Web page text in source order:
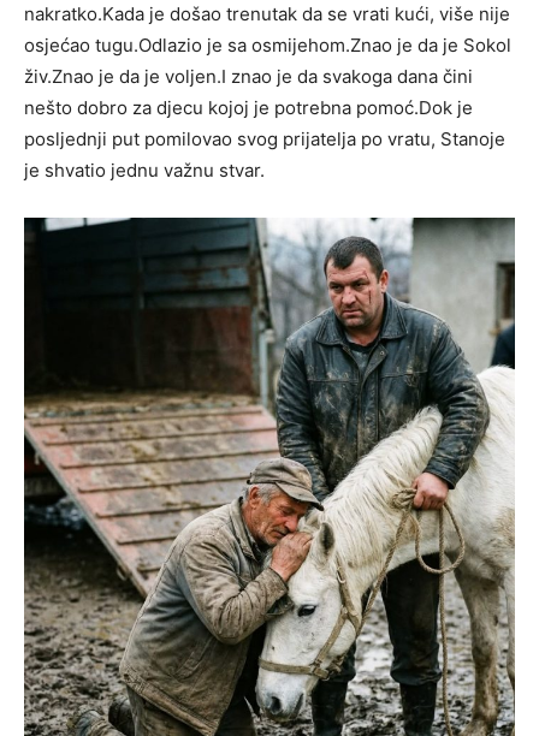
nakratko.Kada je došao trenutak da se vrati kući, više nije
osjećao tugu.Odlazio je sa osmijehom.Znao je da je Sokol
živ.Znao je da je voljen.I znao je da svakoga dana čini
nešto dobro za djecu kojoj je potrebna pomoć.Dok je
posljednji put pomilovao svog prijatelja po vratu, Stanoje
je shvatio jednu važnu stvar.